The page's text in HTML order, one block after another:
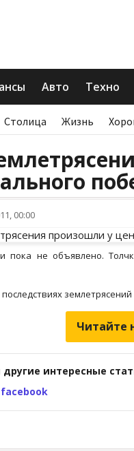
Авто Техно
Столица Жизнь
00:00
пока не объявлено.
Читайте
другие интересные